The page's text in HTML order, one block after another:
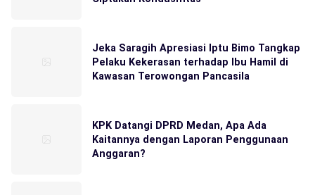
Jeka Saragih Apresiasi Iptu Bimo Tangkap
Pelaku Kekerasan terhadap Ibu Hamil di
Kawasan Terowongan Pancasila
KPK Datangi DPRD Medan, Apa Ada
Kaitannya dengan Laporan Penggunaan
Anggaran?